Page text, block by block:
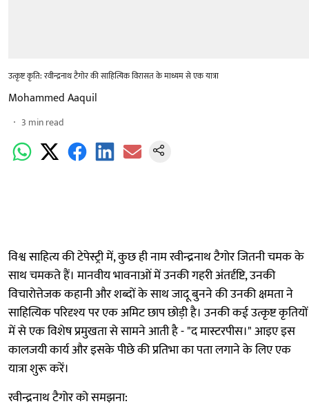
उत्कृष्ट कृति: रवीन्द्रनाथ टैगोर की साहित्यिक विरासत के माध्यम से एक यात्रा
Mohammed Aaquil
3 min read
विश्व साहित्य की टेपेस्ट्री में, कुछ ही नाम रवीन्द्रनाथ टैगोर जितनी चमक के
साथ चमकते हैं। मानवीय भावनाओं में उनकी गहरी अंतर्दृष्टि, उनकी
विचारोत्तेजक कहानी और शब्दों के साथ जादू बुनने की उनकी क्षमता ने
साहित्यिक परिदृश्य पर एक अमिट छाप छोड़ी है। उनकी कई उत्कृष्ट कृतियों
में से एक विशेष प्रमुखता से सामने आती है - "द मास्टरपीस।" आइए इस
कालजयी कार्य और इसके पीछे की प्रतिभा का पता लगाने के लिए एक
यात्रा शुरू करें।
रवीन्द्रनाथ टैगोर को समझना: